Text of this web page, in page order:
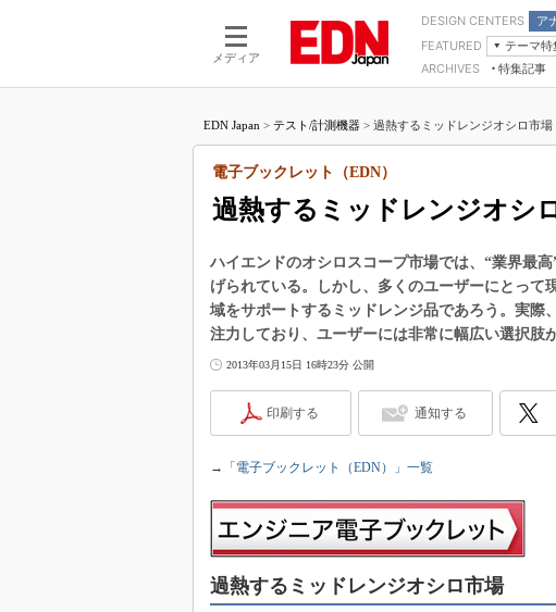
メディア
DESIGN CENTERS ア
モーターLSI
FEATURED
テーマ特
つながるクルマ
エレクトロニクス入門
医療エレ（EE Times Japan）
製品解剖（EE Times Japan）
モー
ARCHIVES 特集記事
マイクロプロセッサ懐古録
用講座
たった2つの式で始めるDC/DCコン
DC-DCコンバーター活用講座
Wired, Weird
マイコン講座
Q&Aで学ぶマイコン講座
高速シリアル伝送技術講座
アナログ設計のきほん／ADCとノイ
ズ編
めざせ高効率！ モーター駆動入門講
座
Bluetooth mesh入門
「SPICEの仕組みとその活用設計」
電子ブッ
EDN Japan > テスト/計測機器 > 過熱するミッドレンジオシロ市場
過熱するミッドレンジオシ
電子ブックレット（EDN）
ハイエンドのオシロスコープ市場では、“業界最
げられている。しかし、多くのユーザーにとって
域をサポートするミッドレンジ品であろう。実際
注力しており、ユーザーには非常に幅広い選択肢
2013年03月15日 16時23分 公開
印刷する 通知する
→ 「電子ブックレット（EDN）」一覧
過熱するミッドレンジオシロ市場